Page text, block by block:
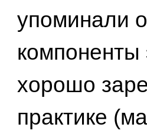
упоминали
компоненты
хорошо
практике